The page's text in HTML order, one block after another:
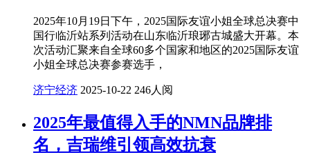
2025年10月19日下午，2025国际友谊小姐全球总决赛中
国行临沂站系列活动在山东临沂琅琊古城盛大开幕。本
次活动汇聚来自全球60多个国家和地区的2025国际友谊
小姐全球总决赛参赛选手，
济宁经济 2025-10-22 246人阅
2025年最值得入手的NMN品牌排
名，吉瑞维引领高效抗衰